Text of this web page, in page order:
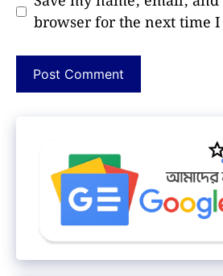
browser for the next time